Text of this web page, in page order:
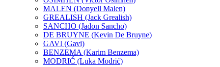
MALEN (Donyell Malen)
GREALISH (Jack Grealish)
SANCHO (Jadon Sancho)
DE BRUYNE (Kevin De Bruyne)
GAVI (Gavi)
BENZEMA (Karim Benzema)
MODRIĆ (Luka Modrić)